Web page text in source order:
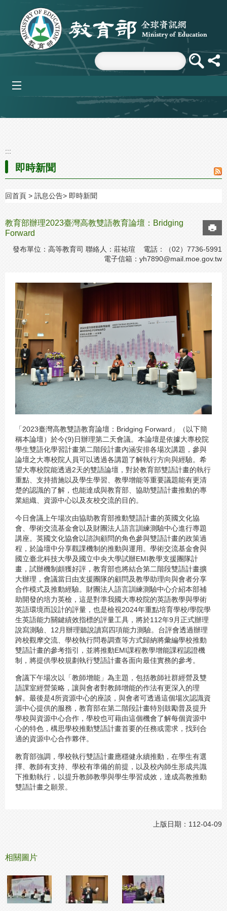
跳到主要內容區塊
:::
即時新聞
回首頁 訊息公告 即時新聞
教育部辦理2023臺灣高教雙語教育論壇：Bridging
Forward
發布單位：高等教育司 聯絡人：莊祐瑄 電話：（02）7736-5991
電子信箱： yh7890@mail.moe.gov.tw
「2023臺灣高教雙語教育論壇：Bridging Forward」（以下簡
稱本論壇）於今(9)日辦理第二天會議。本論壇是依據大專校院
學生雙語化學習計畫第二階段計畫內涵安排各場次講題，參與
論壇之大專校院人員可以透過各講題了解執行方向與經驗。希
望大專校院能透過2天的雙語論壇，對於教育部雙語計畫的執行
重點、支持措施以及學生學習、教學增能等重要議題能有更清
楚的認識的了解，也能達成與教育部、協助雙語計畫推動的專
業組織、資源中心以及友校交流的目的。
今日會議上午場次由協助教育部推動雙語計畫的英國文化協
會、學術交流基金會以及財團法人語言訓練測驗中心進行專題
講座。英國文化協會以諮詢顧問的角色參與雙語計畫的政策過
程，於論壇中分享觀課機制的推動與運用。學術交流基金會與
國立臺北科技大學及國立中央大學試辦EMI教學支援團隊計
畫，試辦機制頗獲好評，教育部也將結合第二階段雙語計畫擴
大辦理，會議當日由支援團隊的顧問及教學助理向與會者分享
合作模式及推動經驗。財團法人語言訓練測驗中心介紹本部補
助開發的培力英檢，這是對準我國大專校院的英語教學與學術
英語環境而設計的評量，也是檢視2024年重點培育學校/學院學
生英語能力關鍵績效指標的評量工具，將於112年9月正式辦理
說寫測驗、12月辦理聽說讀寫四項能力測驗。台評會透過辦理
跨校觀摩交流、學校執行問卷調查等方式歸納將彙編學校推動
雙語計畫的參考指引，並將推動EMI課程教學增能課程認證機
制，將提供學校規劃執行雙語計畫各面向最佳實務的參考。
會議下午場次以「教師增能」為主題，包括教師社群經營及雙
語課室經營策略，讓與會者對教師增能的作法有更深入的理
解。最後是4所資源中心的座談，與會者可透過這個場次認識資
源中心提供的服務，教育部在第二階段計畫特別鼓勵普及提升
學校與資源中心合作，學校也可藉由這個機會了解每個資源中
心的特色，構思學校推動雙語計畫首要的任務或需求，找到合
適的資源中心合作夥伴。
教育部強調，學校執行雙語計畫應穩健永續推動，在學生有選
擇、教師有支持、學校有準備的前提，以及校內師生形成共識
下推動執行，以提升教師教學與學生學習成效，達成高教推動
雙語計畫之願景。
上版日期：112-04-09
相關圖片